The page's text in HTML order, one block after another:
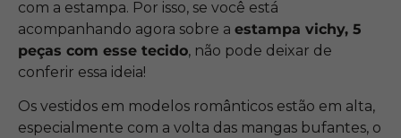
com a estampa. Por isso, se você está
acompanhando agora sobre a estampa vichy, 5
peças com esse tecido, não pode deixar de
conferir essa ideia!
Os vestidos em modelos românticos estão em alta,
especialmente com a volta das mangas bufantes, o